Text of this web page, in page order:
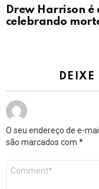
Drew Harrison
celebrando
O seu endereço de e-
são marcados com *